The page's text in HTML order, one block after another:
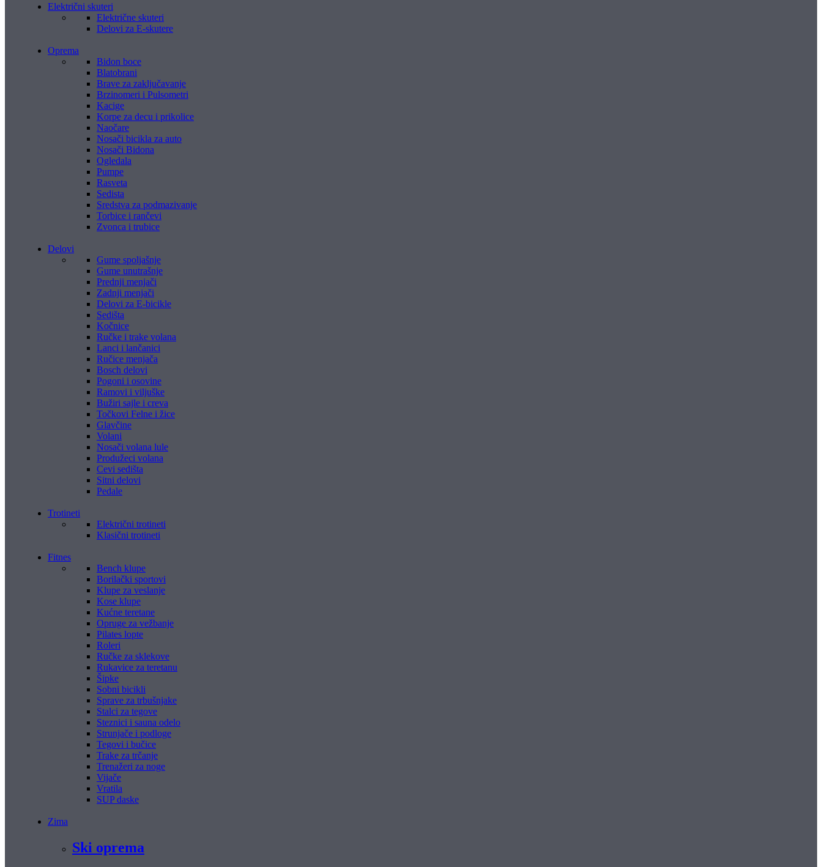
Električni skuteri
Električne skuteri
Delovi za E-skutere
Oprema
Bidon boce
Blatobrani
Brave za zaključavanje
Brzinomeri i Pulsometri
Kacige
Korpe za decu i prikolice
Naočare
Nosači bicikla za auto
Nosači Bidona
Ogledala
Pumpe
Rasveta
Sedista
Sredstva za podmazivanje
Torbice i rančevi
Zvonca i trubice
Delovi
Gume spoljašnje
Gume unutrašnje
Prednji menjači
Zadnji menjači
Delovi za E-bicikle
Sedišta
Kočnice
Ručke i trake volana
Lanci i lančanici
Ručice menjača
Bosch delovi
Pogoni i osovine
Ramovi i viljuške
Bužiri sajle i creva
Točkovi Felne i žice
Glavčine
Volani
Nosači volana lule
Produžeci volana
Cevi sedišta
Sitni delovi
Pedale
Trotineti
Električni trotineti
Klasični trotineti
Fitnes
Bench klupe
Borilački sportovi
Klupe za veslanje
Kose klupe
Kućne teretane
Opruge za vežbanje
Pilates lopte
Roleri
Ručke za sklekove
Rukavice za teretanu
Šipke
Sobni bicikli
Sprave za trbušnjake
Stalci za tegove
Steznici i sauna odelo
Strunjače i podloge
Tegovi i bučice
Trake za trčanje
Trenažeri za noge
Vijače
Vratila
SUP daske
Zima
Ski oprema